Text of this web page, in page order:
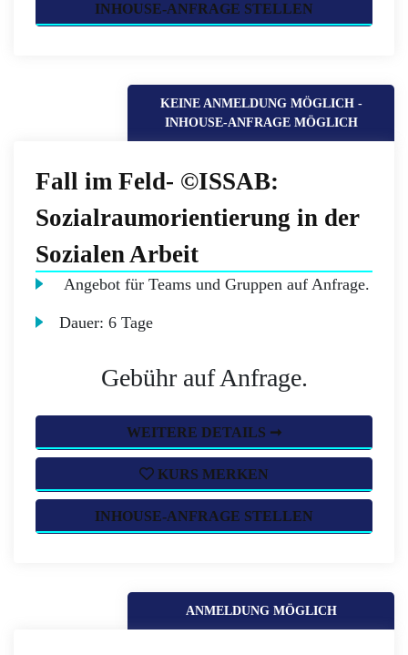
INHOUSE-ANFRAGE STELLEN
KEINE ANMELDUNG MÖGLICH -
INHOUSE-ANFRAGE MÖGLICH
Fall im Feld- ©ISSAB:
Sozialraumorientierung in der
Sozialen Arbeit
Angebot für Teams und Gruppen auf Anfrage.
Dauer:6 Tage
Gebühr auf Anfrage.
WEITERE DETAILS ➞
KURS MERKEN
INHOUSE-ANFRAGE STELLEN
ANMELDUNG MÖGLICH